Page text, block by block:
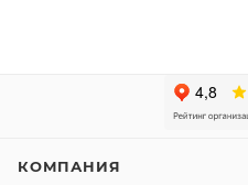
КОМПАНИЯ